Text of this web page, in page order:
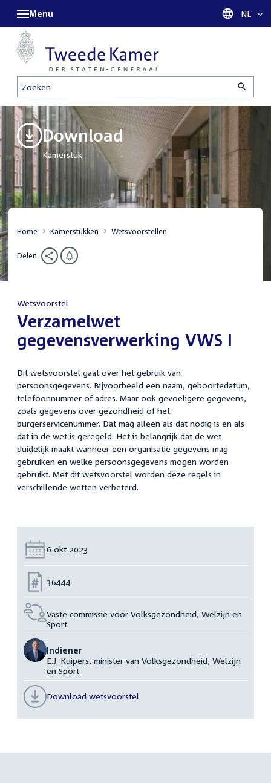
Zoeken
Menu Taal
NL
Download
Kamerstuk
Home Kamerstukken Wetsvoorstellen
Delen
Wetsvoorstel
:Verzamelwet
gegevensverwerking VWS I
Dit wetsvoorstel gaat over het gebruik van
persoonsgegevens. Bijvoorbeeld een naam, geboortedatum,
telefoonnummer of adres. Maar ook gevoeligere gegevens,
zoals gegevens over gezondheid of het
burgerservicenummer. Dat mag alleen als dat nodig is en als
dat in de wet is geregeld. Het is belangrijk dat de wet
duidelijk maakt wanneer een organisatie gegevens mag
gebruiken en welke persoonsgegevens mogen worden
gebruikt. Met dit wetsvoorstel worden deze regels in
verschillende wetten verbeterd.
Datum:
6 okt 2023
Nummer:
36444
Vaste commissie voor Volksgezondheid, Welzijn en
Sport
Indiener
E.J. Kuipers, minister van Volksgezondheid, Welzijn
en Sport
Download wetsvoorstel